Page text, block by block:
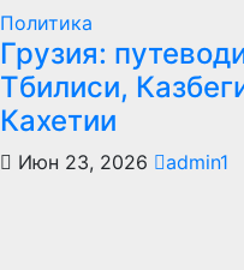
Политика
Грузия:
Тбилиси,
Кахетии
Июн 23, 2026 admin1